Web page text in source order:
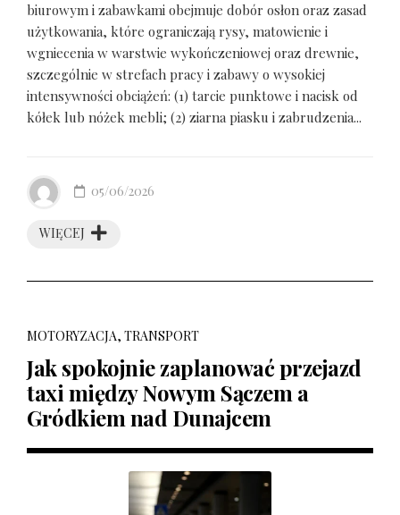
biurowym i zabawkami obejmuje dobór osłon oraz zasad
użytkowania, które ograniczają rysy, matowienie i
wgniecenia w warstwie wykończeniowej oraz drewnie,
szczególnie w strefach pracy i zabawy o wysokiej
intensywności obciążeń: (1) tarcie punktowe i nacisk od
kółek lub nóżek mebli; (2) ziarna piasku i zabrudzenia...
WIĘCEJ
05/06/2026
MOTORYZACJA, TRANSPORT
Jak spokojnie zaplanować przejazd
taxi między Nowym Sączem a
Gródkiem nad Dunajcem